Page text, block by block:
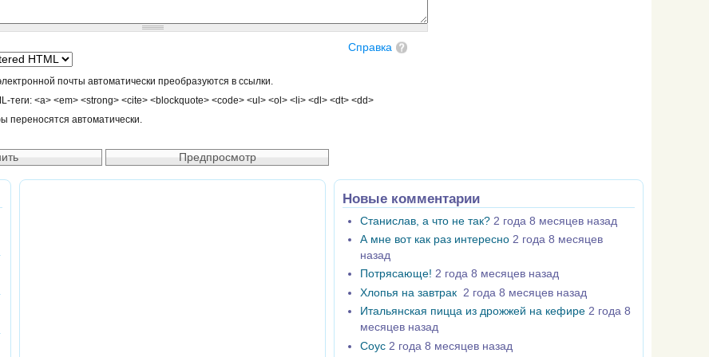
Справка
почты автоматически преобразуются в ссылки.
теги: <a> <em> <strong> <cite> <blockquote> <code> <ul> <ol> <li> <dl> <dt> <dd>
переносятся автоматически.
Новые комментарии
Станислав, а что не так? 2 года 8 месяцев назад
А мне вот как раз интересно 2 года 8 месяцев
назад
Потрясающе! 2 года 8 месяцев назад
Хлопья на завтрак 2 года 8 месяцев назад
Итальянская пицца из дрожжей на кефире 2 года 8
месяцев назад
Соус 2 года 8 месяцев назад